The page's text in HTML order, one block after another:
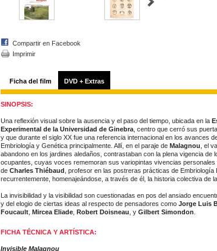
Compartir en Facebook
Imprimir
Ficha del film DVD + Extras
SINOPSIS:
Una reflexión visual sobre la ausencia y el paso del tiempo, ubicada en la
Experimental de la Universidad de Ginebra , centro que cerró sus
y que durante el siglo XX fue una referencia internacional en los avances
Embriología y Genética principalmente. Allí, en el paraje de Malagnou , el
abandono en los jardines aledaños, contrastaban con la plena vigencia de
ocupantes, cuyas voces rememoran sus variopintas vivencias
de Charles Thiébaud , profesor en las postreras prácticas de
recurrentemente, homenajeándose, a través de él, la historia colectiva de
La invisibilidad y la visibilidad son cuestionadas en pos del ansiado
y del elogio de ciertas ideas al respecto de pensadores como Jorge Luis
Foucault Mircea Eliade Robert Doisneau , y Gilbert Simondon
FICHA TÉCNICA Y ARTÍSTICA:
Invisible Malagnou